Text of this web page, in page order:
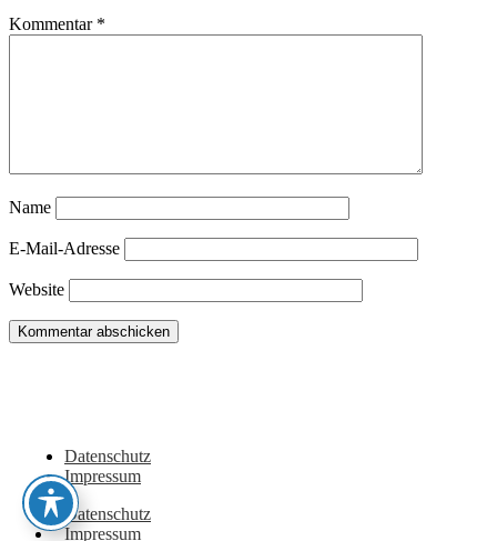
Kommentar *
Name
E-Mail-Adresse
Website
Datenschutz
Impressum
Datenschutz
Impressum